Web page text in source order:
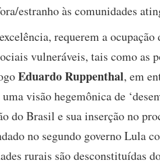
estranho às comunidades
requerem a
vulneráveis, tais como as
Eduardo Ruppenthal, em
visão hegemônica de
do Brasil e sua inserção no
no segundo governo Lula
rurais são desconstituídas